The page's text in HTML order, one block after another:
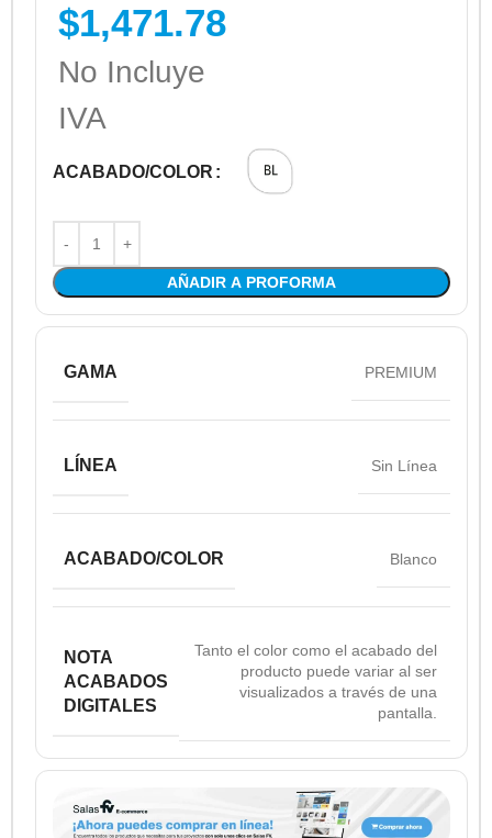
$1,471.78
No Incluye
IVA
ACABADO/COLOR
AÑADIR A PROFORMA
GAMA PREMIUM
LÍNEA Sin Línea
ACABADO/COLOR Blanco
NOTA
ACABADOS
DIGITALES
Tanto el color como el acabado del
producto puede variar al ser
visualizados a través de una
pantalla.